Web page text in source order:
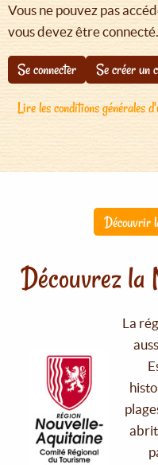
Vous ne pouvez pas
vous devez être connecté.
Se connecter
Se créer un
Lire les conditions générales
Découvrir
Découvrez la
La